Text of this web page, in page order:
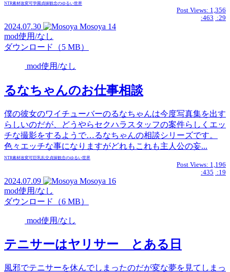
NTR素材改変可学園 貞操観念のゆるい世界
Post Views: 1,356
:463 :29
2024.07.30 Mosoya 14
mod使用/なし
ダウンロード（5 MB）
mod使用/なし
るなちゃんのお仕事相談
僕の彼女のワイチューバーのるなちゃんは今度写真集を出す
らしいのだが、どうやらセクハラスタッフの案件らしくエッ
チな撮影をするようで…るなちゃんの相談シリーズです。
色々エッチな事になりますがどれもこれも主人公の妄...
NTR素材改変可巨乳 乱交貞操観念のゆるい世界
Post Views: 1,196
:435 :19
2024.07.09 Mosoya 16
mod使用/なし
ダウンロード（6 MB）
mod使用/なし
テニサーはヤリサー とある日
風邪でテニサーを休んでしまったのだが変な夢を見てしまっ